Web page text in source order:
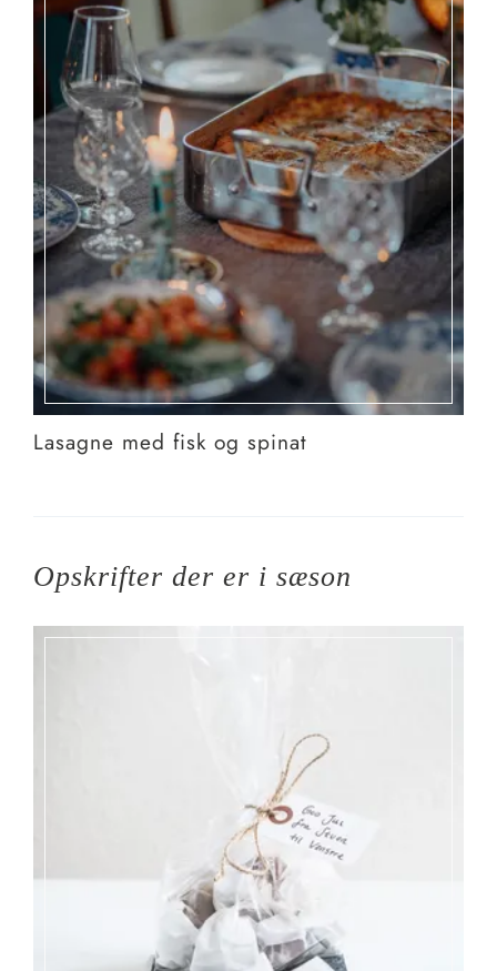
Lasagne med fisk og spinat
Opskrifter der er i sæson